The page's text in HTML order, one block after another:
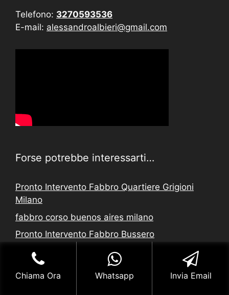
Telefono: 3270593536
E-mail: alessandroalbieri@gmail.com
Forse potrebbe interessarti…
Pronto Intervento Fabbro Quartiere Grigioni
Milano
fabbro corso buenos aires milano
Pronto Intervento Fabbro Bussero
Aperture Giudiziarie Garegnano Milano
Cambio Serratura Monforte Milano
Chiama Ora Whatsapp Invia Email